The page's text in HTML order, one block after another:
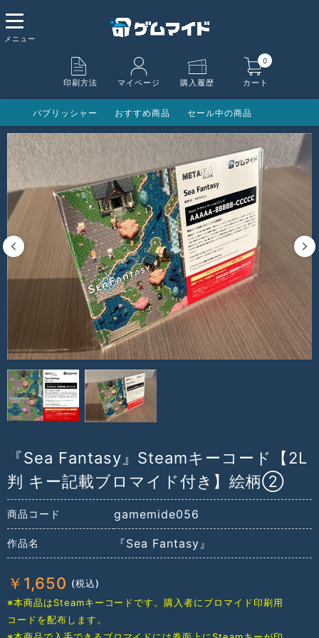
印刷方法 マイページ 購入履歴 カート
0
パブリッシャー おすすめ商品 セール中の商品
『Sea Fantasy』Steamキーコード【2L
判 キー記載ブロマイド付き】絵柄②
商品コード gamemide056
作品名 『Sea Fantasy』
￥ 1,650
※本商品はSteamキーコードです。購入者にブロマイド印刷用
コードを配布します。